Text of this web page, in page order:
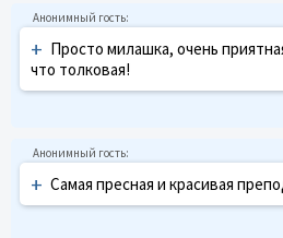
+ Просто милашка, очень
что толковая!
+ Самая пресная и красивая